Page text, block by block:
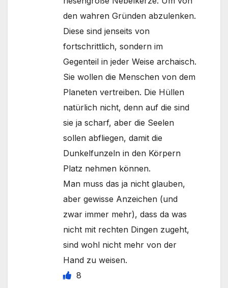
den wahren Gründen abzulenken.
Diese sind jenseits von
fortschrittlich, sondern im
Gegenteil in jeder Weise archaisch.
Sie wollen die Menschen von dem
Planeten vertreiben. Die Hüllen
natürlich nicht, denn auf die sind
sie ja scharf, aber die Seelen
sollen abfliegen, damit die
Dunkelfunzeln in den Körpern
Platz nehmen können.
Man muss das ja nicht glauben,
aber gewisse Anzeichen (und
zwar immer mehr), dass da was
nicht mit rechten Dingen zugeht,
sind wohl nicht mehr von der
Hand zu weisen.
8